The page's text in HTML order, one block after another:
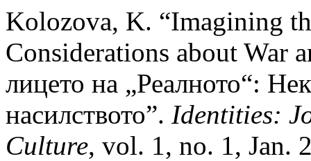
Kolozova, K. “Imagining
Considerations about War
лицето на „Реалното“:
насилството”. Identities:
Culture, vol. 1, no. 1, Jan.